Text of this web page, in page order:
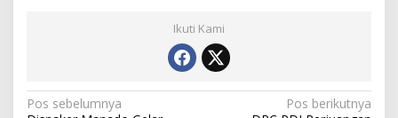
Ikuti Kami
N
Pos sebelumnya
Pos berikutnya